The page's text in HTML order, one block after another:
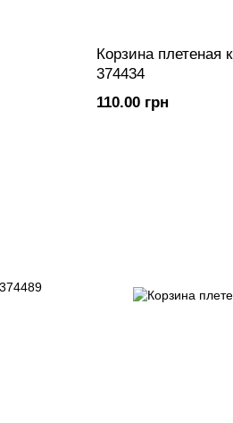
Корзина плетеная
374434
110.00 грн